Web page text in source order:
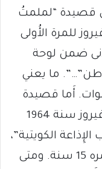
قصيدة “لملمتُ
للمرة الأُولى
ضمن لوحة
ما يعني
النجَفي كان عمره 4 سنوات. أَما قصيدة
“عصفورة الشجن” فــ”سجَّلتْها فيروز سنة 1964
الكويتية”،
ما يعني أَن السيِّد النجَفي كان عمره 15 سنة. ومتى